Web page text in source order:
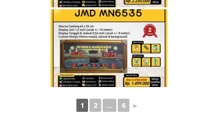
1 2 ... 6 ►